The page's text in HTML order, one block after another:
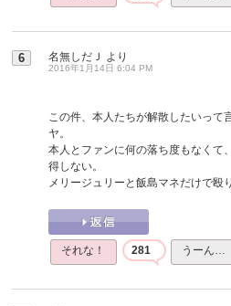
6 名無しだＪ より
2016年1月14日 6:04 PM
この件、本人たちが解散したいって
ヤ。
本人とファンに何の落ち度もなくて
得しない。
メリージュリーと飯島マネだけで殴
それな！ 281 うーん…